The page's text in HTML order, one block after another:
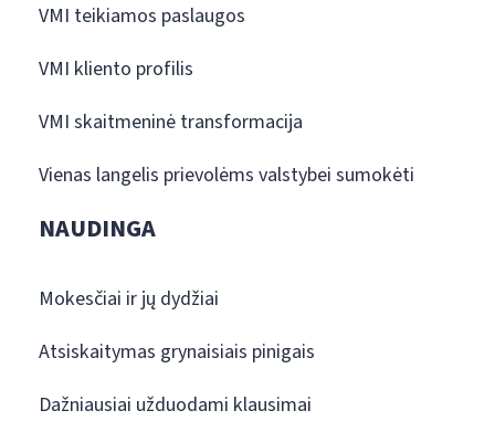
VMI teikiamos paslaugos
VMI kliento profilis
VMI skaitmeninė transformacija
Vienas langelis prievolėms valstybei sumokėti
NAUDINGA
Mokesčiai ir jų dydžiai
Atsiskaitymas grynaisiais pinigais
Dažniausiai užduodami klausimai